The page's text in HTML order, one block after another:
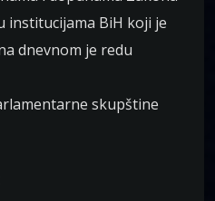
institucijama BiH koji je
dnevnom je redu
skupštine